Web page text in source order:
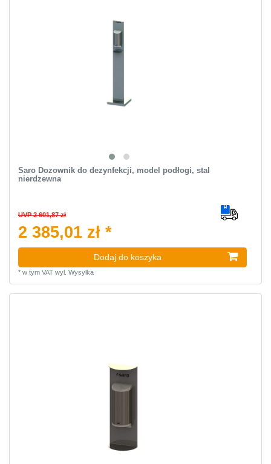
Saro Dozownik do dezynfekcji, model podłogi, stal
nierdzewna
UVP 2 601,87 zł
2 385,01 zł *
Dodaj do koszyka
* w tym VATwyl. Wysylka